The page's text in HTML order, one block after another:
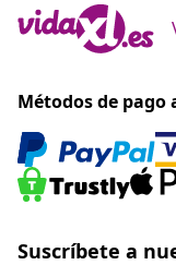
Métodos de pago
Suscríbete a